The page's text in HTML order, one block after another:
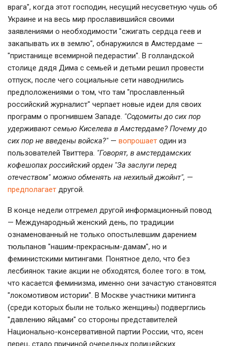
врага", когда этот господин, несущий несусветную чушь об
Украине и на весь мир прославившийся своими
заявлениями о необходимости "сжигать сердца геев и
закапывать их в землю", обнаружился в Амстердаме —
"пристанище всемирной педерастии". В голландской
столице дядя Дима с семьей и детьми решил провести
отпуск, после чего социальные сети наводнились
предположениями о том, что там "прославленный
российский журналист" черпает новые идеи для своих
программ о прогнившем Западе. "Содомиты до сих пор
удерживают семью Киселева в Амстердаме? Почему до
сих пор не введены войска?" — вопрошает один из
пользователей Твиттера. "Говорят, в амстердамских
кофешопах российский орден "За заслуги перед
отечеством" можно обменять на нехилый джойнт", —
предполагает другой.
В конце недели отгремел другой информационный повод
— Международный женский день, по традиции
ознаменованный не только опостылевшим дарением
тюльпанов "нашим-прекрасным-дамам", но и
феминистскими митингами. Понятное дело, что без
лесбиянок такие акции не обходятся, более того: в том,
что касается феминизма, именно они зачастую становятся
"локомотивом истории". В Москве участники митинга
(среди которых были не только женщины) подверглись
"давлению яйцами" со стороны представителей
Национально-консервативной партии России, что, ясен
перец, стало причиной очередных полицейских